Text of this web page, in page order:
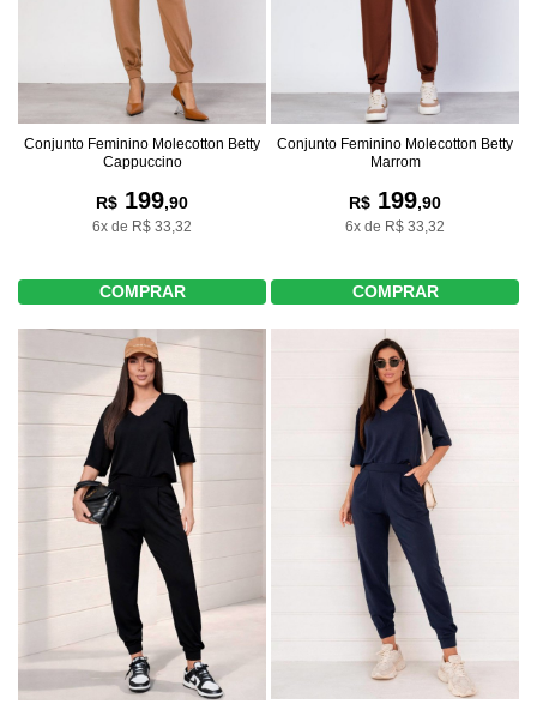
Conjunto Feminino Molecotton Betty
Cappuccino
R$ 199,90
6x de R$ 33,32
COMPRAR
Conjunto Feminino Molecotton Betty
Marrom
R$ 199,90
6x de R$ 33,32
COMPRAR